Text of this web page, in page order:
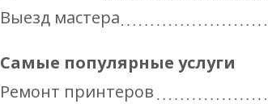
Выезд мастера
Самые популярные услуги
Ремонт принтеров